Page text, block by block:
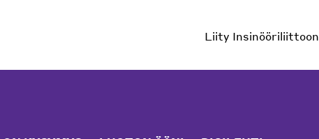
Liity Insinööriliittoon